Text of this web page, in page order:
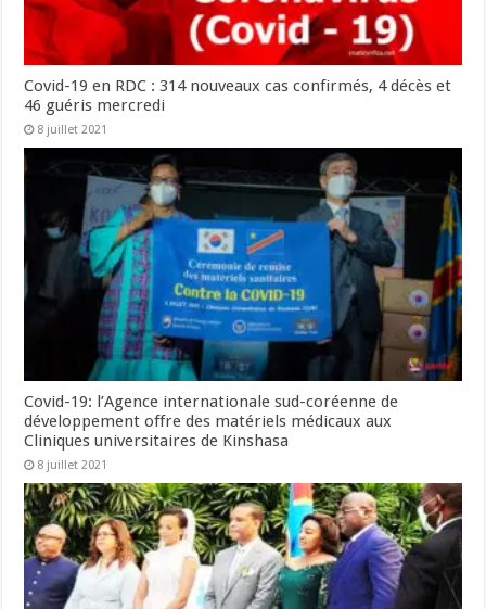
Covid-19 en RDC : 314 nouveaux cas confirmés, 4 décès et
46 guéris mercredi
8 juillet 2021
Covid-19: l’Agence internationale sud-coréenne de
développement offre des matériels médicaux aux
Cliniques universitaires de Kinshasa
8 juillet 2021